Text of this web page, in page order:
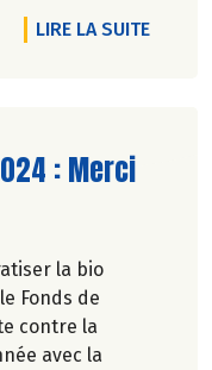
LIRE LA SUITEDE
: Merci
la bio
Fonds de
contre la
avec la